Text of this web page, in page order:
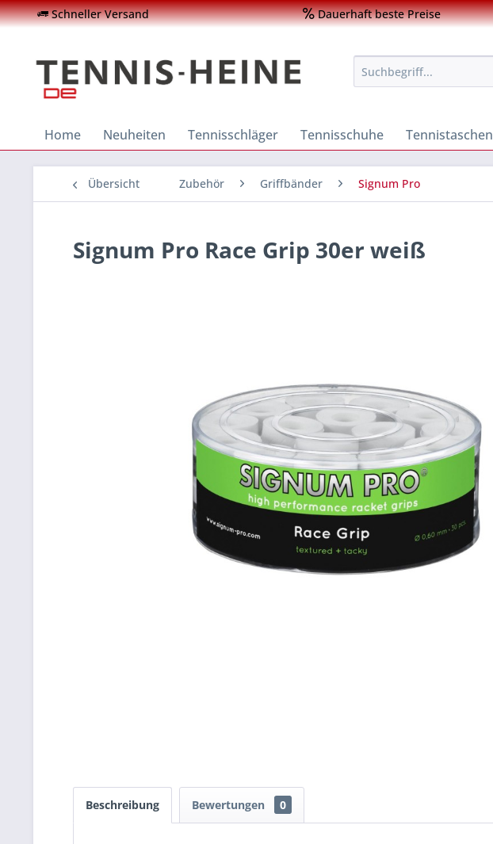
Schneller Versand Dauerhaft beste Preise
Home Neuheiten Tennisschläger Tennisschuhe Tennistaschen
Übersicht Zubehör Griffbänder Signum Pro
Signum Pro Race Grip 30er weiß
Beschreibung Bewertungen 0